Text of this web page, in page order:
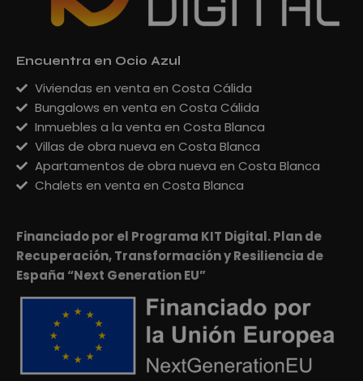
Encuentra en Ocio Azul
Viviendas en venta en Costa Cálida
Bungalows en venta en Costa Cálida
Inmuebles a la venta en Costa Blanca
Villas de obra nueva en Costa Blanca
Apartamentos de obra nueva en Costa Blanca
Chalets en venta en Costa Blanca
Financiado por el Programa KIT Digital. Plan de
Recuperación, Transformación y Resiliencia de
España “Next Generation EU”